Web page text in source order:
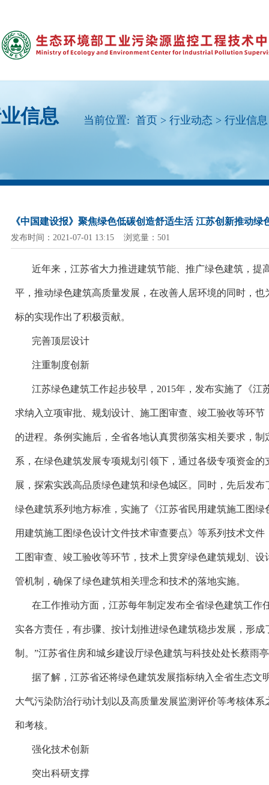
信息 当前位置: 首页 > 行业动态 > 行业信息
《中国建设报》聚焦绿色低碳创造舒适生活 江苏创新推动绿
发布时间：2021-07-01 13:15 浏览量：501
近年来，江苏省大力推进建筑节能、推广绿色建筑，提
平，推动绿色建筑高质量发展，在改善人居环境的同时，
标的实现作出了积极贡献。
完善顶层设计
注重制度创新
江苏绿色建筑工作起步较早， 2015年，发布实施了《江
求纳入立项审批、规划设计、施工图审查、竣工验收等环
的进程。条例实施后，全省各地认真贯彻落实相关要求，
系，在绿色建筑发展专项规划引领下，通过各级专项资金
展，探索实践高品质绿色建筑和绿色城区。同时，先后发
绿色建筑系列地方标准，实施了《江苏省民用建筑施工图
用建筑施工图绿色设计文件技术审查要点》等系列技术文
工图审查、竣工验收等环节，技术上贯穿绿色建筑规划、
管机制，确保了绿色建筑相关理念和技术的落地实施。
在工作推动方面，江苏每年制定发布全省绿色建筑工作
实各方责任，有步骤、按计划推进绿色建筑稳步发展，形
制。”江苏省住房和城乡建设厅绿色建筑与科技处处长蔡雨
据了解，江苏省还将绿色建筑发展指标纳入全省生态文
大气污染防治行动计划以及高质量发展监测评价等考核体
和考核。
强化技术创新
突出科研支撑